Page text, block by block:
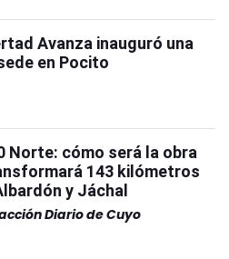
Avanza inauguró una
en Pocito
Norte: cómo será la obra
143 kilómetros
y Jáchal
Diario de Cuyo